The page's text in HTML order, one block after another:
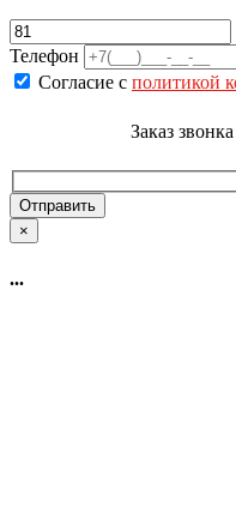
Телефон
Согласие с политикой
Заказ
×
...